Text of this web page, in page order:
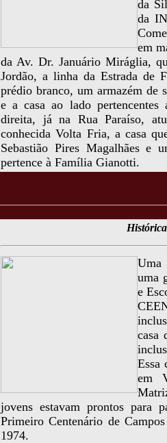
da
da
em
da Av. Dr. Januário Miráglia,
Jordão, a linha da Estrada de
prédio branco, um armazém de
e a casa ao lado
direita, já na Rua Paraíso,
conhecida Volta Fria, a casa
Sebastião Pires Magalhães e
pertence à Família Gianotti.
Uma
uma
e
casa
Essa
em
jovens estavam prontos para
Primeiro Centenário de
1974.